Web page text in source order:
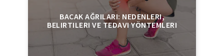
BACAK AĞRILARI: NEDENLERI,
BELIRTILERI VE TEDAVI YÖNTEMLERI